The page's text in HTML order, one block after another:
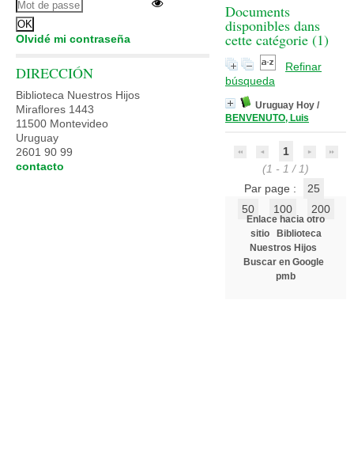
Documents
disponibles dans
cette catégorie (1)
Refinar
búsqueda
Uruguay Hoy /
BENVENUTO, Luis
1
(1 - 1 / 1)
Par page :
25
50
100 200
Enlace hacia otro
sitio
Biblioteca
Nuestros Hijos
Buscar en Google
pmb
Olvidé mi contraseña
DIRECCIÓN
Biblioteca Nuestros Hijos
Miraflores 1443
11500 Montevideo
Uruguay
2601 90 99
contacto